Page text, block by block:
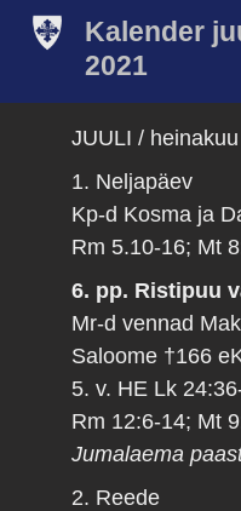
Kalender
2021
JUULI / heinakuu
1. Neljapäev
Kp-d Kosma ja
Rm 5.10-16; Mt
6. pp. Ristipuu
Mr-d vennad
Saloome †166
5. v. HE Lk
Rm 12:6-14; Mt
Jumalaema
2. Reede